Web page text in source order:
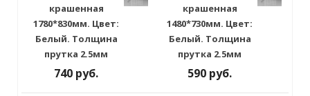
крашенная
1780*830мм. Цвет:
Белый. Толщина
прутка 2.5мм
740 руб.
крашенная
1480*730мм. Цвет:
Белый. Толщина
прутка 2.5мм
590 руб.